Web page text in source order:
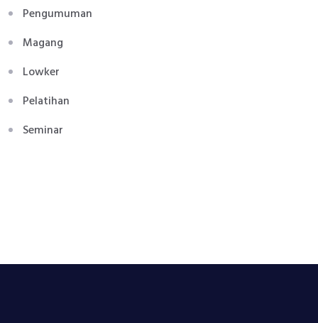
Pengumuman
Magang
Lowker
Pelatihan
Seminar